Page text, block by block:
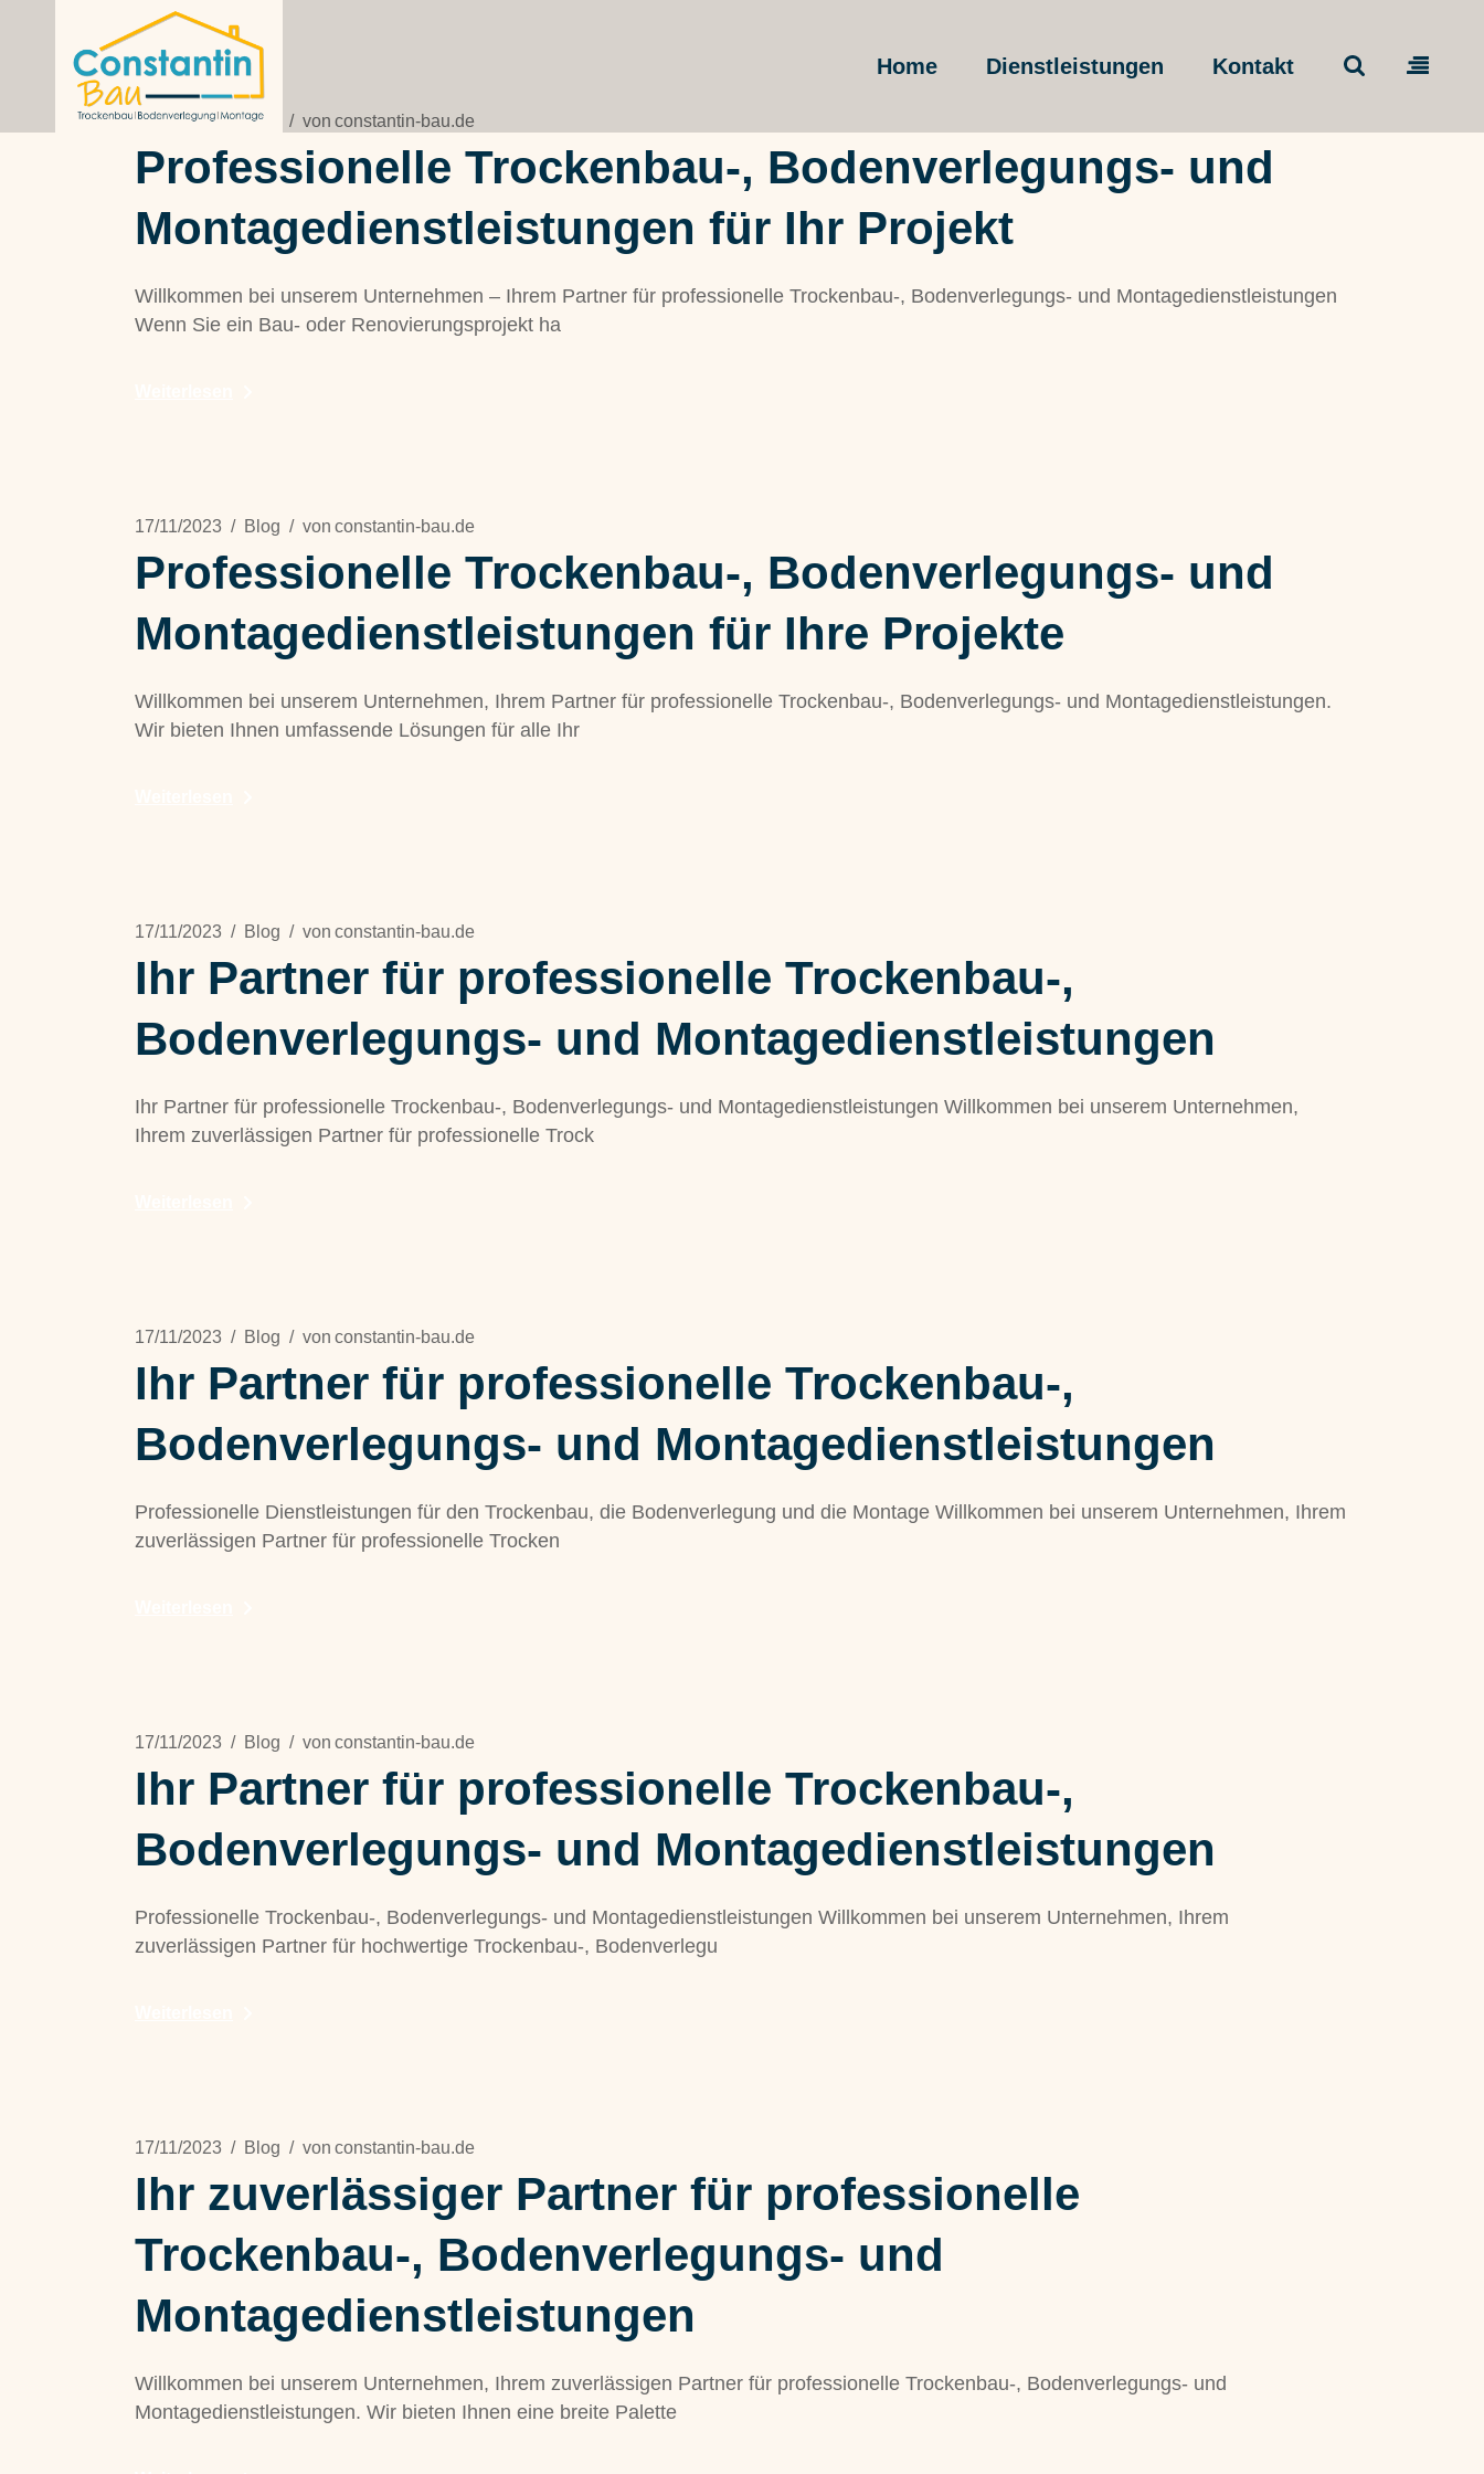
Home Dienstleistungen Kontakt
17/11/2023 Blog von constantin-bau.de
Professionelle Trockenbau-, Bodenverlegungs- und
Montagedienstleistungen für Ihr Projekt
Willkommen bei unserem Unternehmen – Ihrem Partner für professionelle Trockenbau-, Bodenverlegungs- und Montagedienstleistungen
Wenn Sie ein Bau- oder Renovierungsprojekt ha
17/11/2023 Blog von constantin-bau.de
Professionelle Trockenbau-, Bodenverlegungs- und
Montagedienstleistungen für Ihre Projekte
Willkommen bei unserem Unternehmen, Ihrem Partner für professionelle Trockenbau-, Bodenverlegungs- und Montagedienstleistungen.
Wir bieten Ihnen umfassende Lösungen für alle Ihr
17/11/2023 Blog von constantin-bau.de
Ihr Partner für professionelle Trockenbau-,
Bodenverlegungs- und Montagedienstleistungen
Ihr Partner für professionelle Trockenbau-, Bodenverlegungs- und Montagedienstleistungen Willkommen bei unserem Unternehmen,
Ihrem zuverlässigen Partner für professionelle Trock
17/11/2023 Blog von constantin-bau.de
Ihr Partner für professionelle Trockenbau-,
Bodenverlegungs- und Montagedienstleistungen
Professionelle Dienstleistungen für den Trockenbau, die Bodenverlegung und die Montage Willkommen bei unserem Unternehmen, Ihrem
zuverlässigen Partner für professionelle Trocken
17/11/2023 Blog von constantin-bau.de
Ihr Partner für professionelle Trockenbau-,
Bodenverlegungs- und Montagedienstleistungen
Professionelle Trockenbau-, Bodenverlegungs- und Montagedienstleistungen Willkommen bei unserem Unternehmen, Ihrem
zuverlässigen Partner für hochwertige Trockenbau-, Bodenverlegu
17/11/2023 Blog von constantin-bau.de
Ihr zuverlässiger Partner für professionelle
Trockenbau-, Bodenverlegungs- und
Montagedienstleistungen
Willkommen bei unserem Unternehmen, Ihrem zuverlässigen Partner für professionelle Trockenbau-, Bodenverlegungs- und
Montagedienstleistungen. Wir bieten Ihnen eine breite Palette